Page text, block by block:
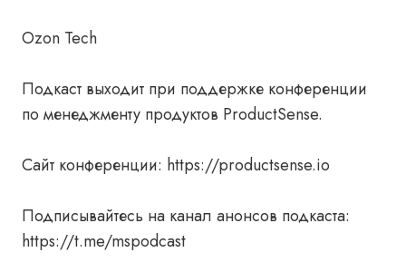
Ozon Tech
Подкаст выходит при поддержке конференции
по менеджменту продуктов ProductSense.
Сайт конференции: https://productsense.io
Подписывайтесь на канал анонсов подкаста:
https://t.me/mspodcast